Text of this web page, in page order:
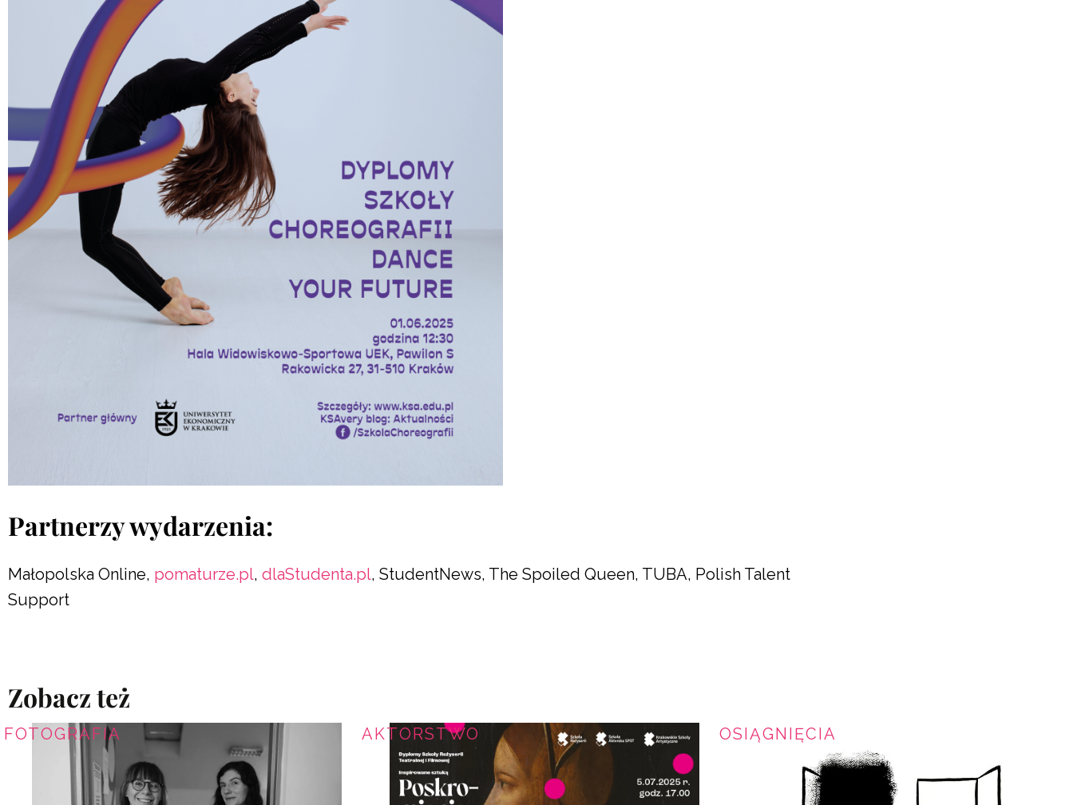
Partnerzy wydarzenia:
Małopolska Online, pomaturze.pl, dlaStudenta.pl, StudentNews, The Spoiled Queen, TUBA, Polish Talent
Support
Zobacz też
FOTOGRAFIA AKTORSTWO OSIĄGNIĘCIA